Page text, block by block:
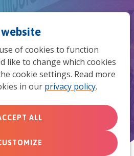
of cookies to function
like to change which cookies
cookie settings. Read more
in our privacy policy.
ALL
van